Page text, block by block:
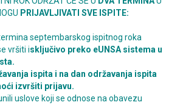
PRIJAVLJIVATI SVE ISPITE:
septembarskog ispitnog roka
vršiti isključivo preko eUNSA sistema u
ispita i na dan održavanja ispita
izvršiti prijavu.
uslove koji se odnose na obavezu